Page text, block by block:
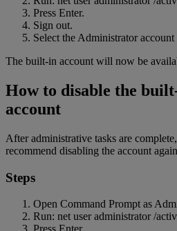
Press Enter.
Sign out.
Select the Administrator
The built-in account will now be
How to disable the
account
After administrative tasks are
recommend disabling the account
Steps
Open Command Prompt as
Run: net user administrator /